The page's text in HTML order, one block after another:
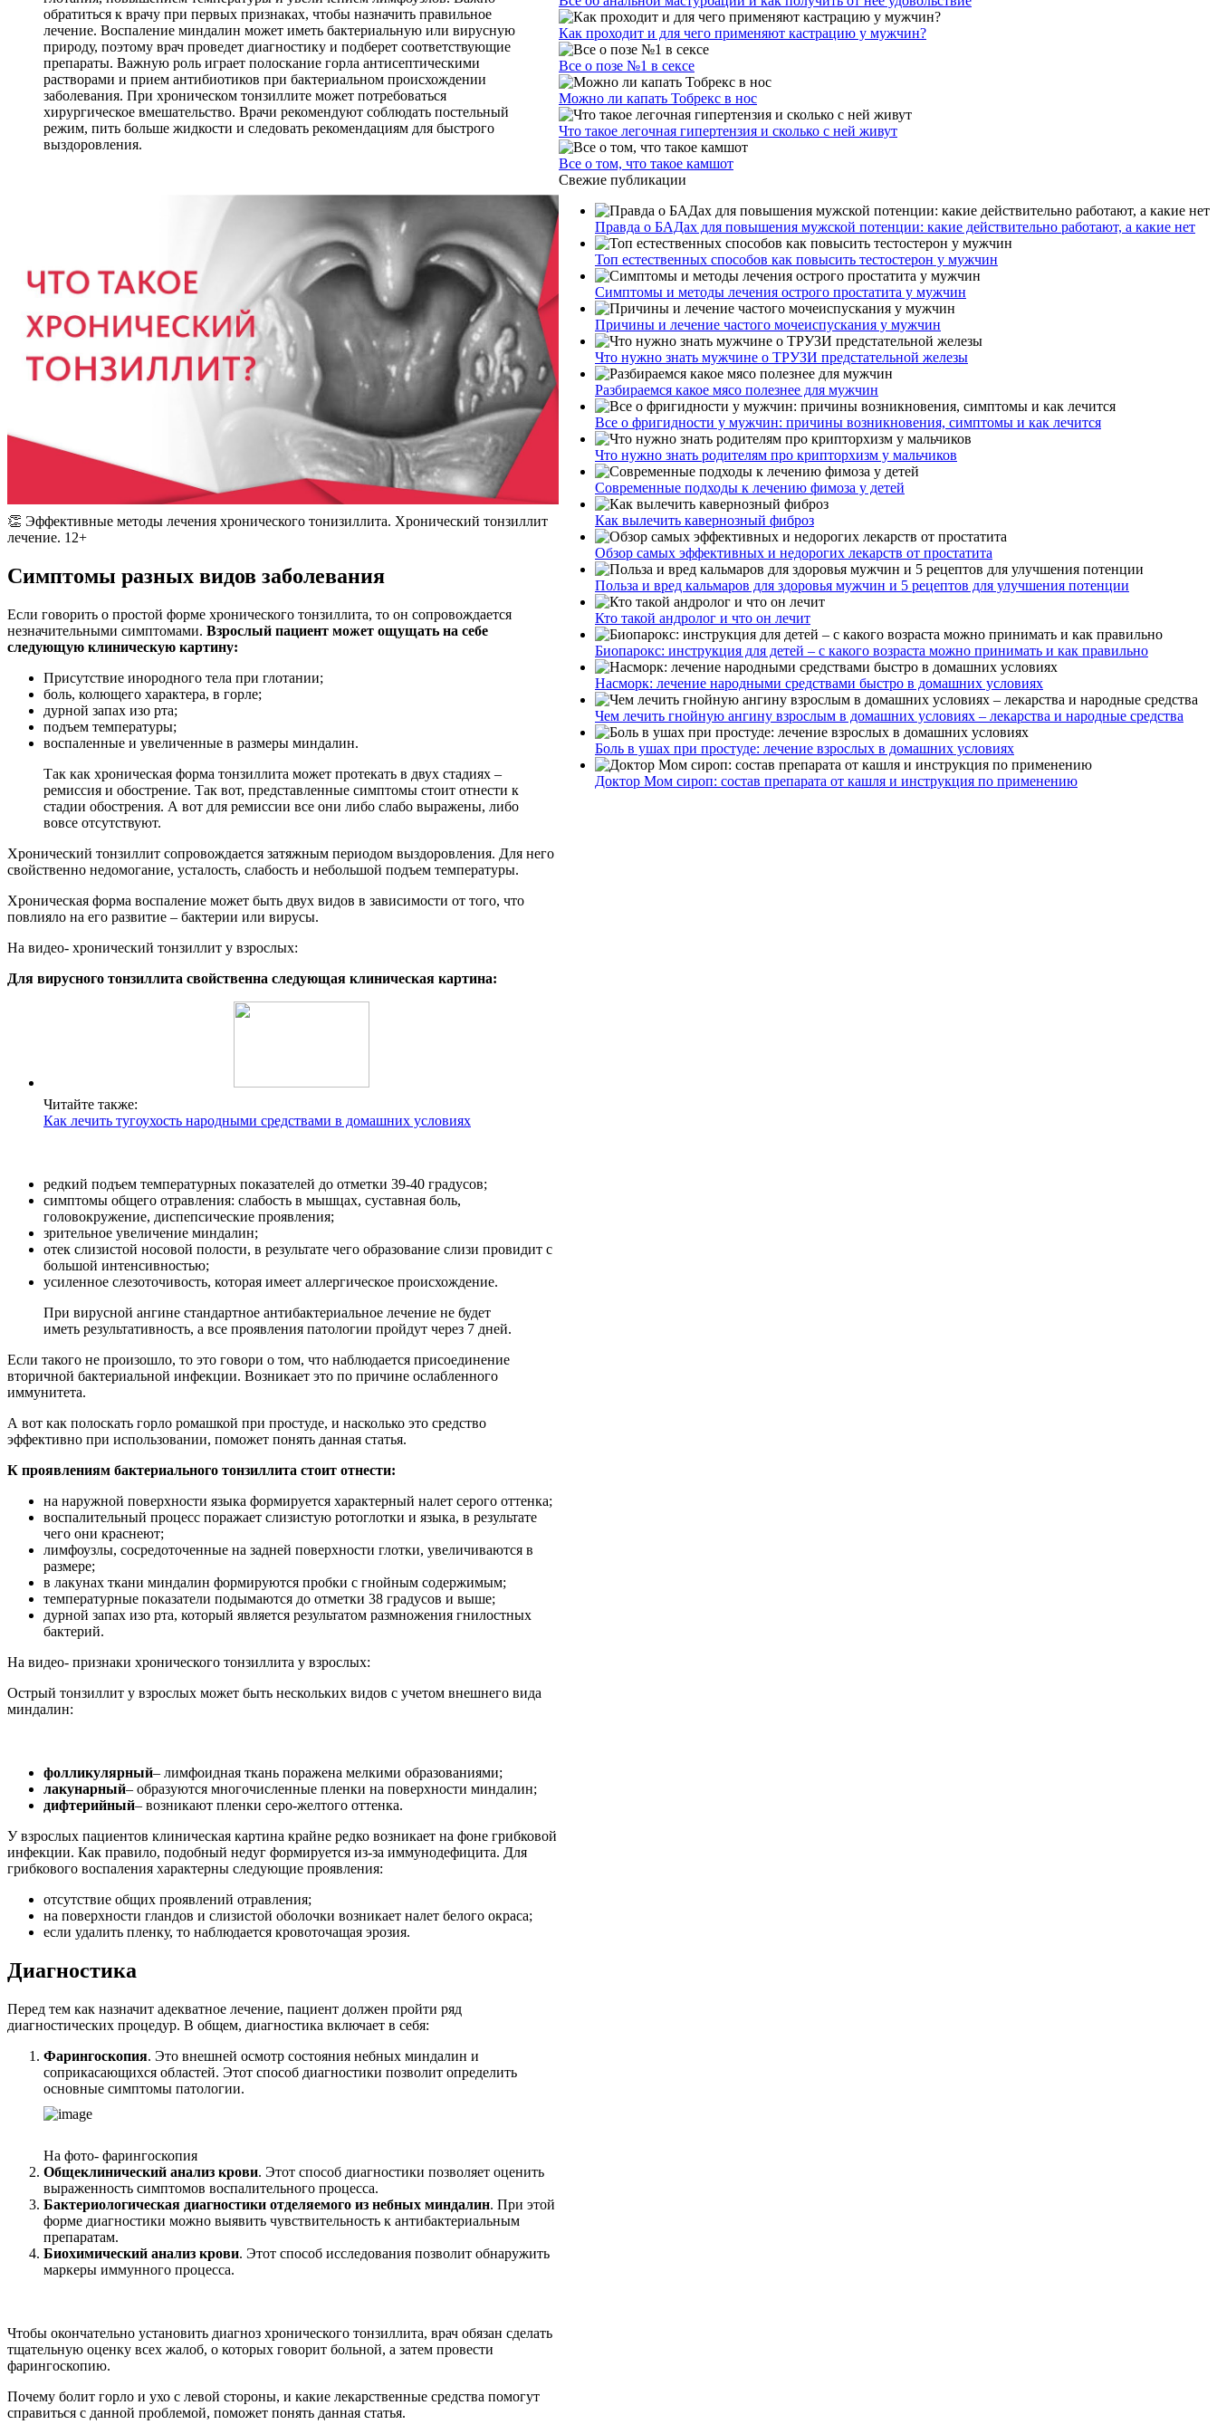
обратиться к врачу при первых признаках, чтобы назначить правильное
лечение. Воспаление миндалин может иметь бактериальную или вирусную
природу, поэтому врач проведет диагностику и подберет соответствующие
препараты. Важную роль играет полоскание горла антисептическими
растворами и прием антибиотиков при бактериальном происхождении
заболевания. При хроническом тонзиллите может потребоваться
хирургическое вмешательство. Врачи рекомендуют соблюдать постельный
режим, пить больше жидкости и следовать рекомендациям для быстрого
выздоровления.
👏 Эффективные методы лечения хронического тонизиллита. Хронический тонзиллит
лечение. 12+
Симптомы разных видов заболевания
Если говорить о простой форме хронического тонзиллита, то он сопровождается
незначительными симптомами. Взрослый пациент может ощущать на себе
следующую клиническую картину:
Присутствие инородного тела при глотании;
боль, колющего характера, в горле;
дурной запах изо рта;
подъем температуры;
воспаленные и увеличенные в размеры миндалин.
Так как хроническая форма тонзиллита может протекать в двух стадиях –
ремиссия и обострение. Так вот, представленные симптомы стоит отнести к
стадии обострения. А вот для ремиссии все они либо слабо выражены, либо
вовсе отсутствуют.
Хронический тонзиллит сопровождается затяжным периодом выздоровления. Для него
свойственно недомогание, усталость, слабость и небольшой подъем температуры.
Хроническая форма воспаление может быть двух видов в зависимости от того, что
повлияло на его развитие – бактерии или вирусы.
На видео- хронический тонзиллит у взрослых:
Для вирусного тонзиллита свойственна следующая клиническая картина:
Читайте также:
Как лечить тугоухость народными средствами в домашних условиях
редкий подъем температурных показателей до отметки 39-40 градусов;
симптомы общего отравления: слабость в мышцах, суставная боль,
головокружение, диспепсические проявления;
зрительное увеличение миндалин;
отек слизистой носовой полости, в результате чего образование слизи провидит с
большой интенсивностью;
усиленное слезоточивость, которая имеет аллергическое происхождение.
При вирусной ангине стандартное антибактериальное лечение не будет
иметь результативность, а все проявления патологии пройдут через 7 дней.
Если такого не произошло, то это говори о том, что наблюдается присоединение
вторичной бактериальной инфекции. Возникает это по причине ослабленного
иммунитета.
А вот как полоскать горло ромашкой при простуде, и насколько это средство
эффективно при использовании, поможет понять данная статья.
К проявлениям бактериального тонзиллита стоит отнести:
на наружной поверхности языка формируется характерный налет серого оттенка;
воспалительный процесс поражает слизистую ротоглотки и языка, в результате
чего они краснеют;
лимфоузлы, сосредоточенные на задней поверхности глотки, увеличиваются в
размере;
в лакунах ткани миндалин формируются пробки с гнойным содержимым;
температурные показатели подымаются до отметки 38 градусов и выше;
дурной запах изо рта, который является результатом размножения гнилостных
бактерий.
На видео- признаки хронического тонзиллита у взрослых:
Острый тонзиллит у взрослых может быть нескольких видов с учетом внешнего вида
миндалин:
фолликулярный– лимфоидная ткань поражена мелкими образованиями;
лакунарный– образуются многочисленные пленки на поверхности миндалин;
дифтерийный– возникают пленки серо-желтого оттенка.
У взрослых пациентов клиническая картина крайне редко возникает на фоне грибковой
инфекции. Как правило, подобный недуг формируется из-за иммунодефицита. Для
грибкового воспаления характерны следующие проявления:
отсутствие общих проявлений отравления;
на поверхности гландов и слизистой оболочки возникает налет белого окраса;
если удалить пленку, то наблюдается кровоточащая эрозия.
Диагностика
Перед тем как назначит адекватное лечение, пациент должен пройти ряд
диагностических процедур. В общем, диагностика включает в себя:
Фарингоскопия. Это внешней осмотр состояния небных миндалин и
соприкасающихся областей. Этот способ диагностики позволит определить
основные симптомы патологии.
На фото- фарингоскопия
Общеклинический анализ крови. Этот способ диагностики позволяет оценить
выраженность симптомов воспалительного процесса.
Бактериологическая диагностики отделяемого из небных миндалин. При этой
форме диагностики можно выявить чувствительность к антибактериальным
препаратам.
Биохимический анализ крови. Этот способ исследования позволит обнаружить
маркеры иммунного процесса.
Чтобы окончательно установить диагноз хронического тонзиллита, врач обязан сделать
тщательную оценку всех жалоб, о которых говорит больной, а затем провести
фарингоскопию.
Почему болит горло и ухо с левой стороны, и какие лекарственные средства помогут
справиться с данной проблемой, поможет понять данная статья.
Как проходит и для чего применяют кастрацию у мужчин?
Все о позе №1 в сексе
Можно ли капать Тобрекс в нос
Что такое легочная гипертензия и сколько с ней живут
Все о том, что такое камшот
Свежие публикации
Правда о БАДах для повышения мужской потенции: какие действительно работают, а какие нет
Топ естественных способов как повысить тестостерон у мужчин
Симптомы и методы лечения острого простатита у мужчин
Причины и лечение частого мочеиспускания у мужчин
Что нужно знать мужчине о ТРУЗИ предстательной железы
Разбираемся какое мясо полезнее для мужчин
Все о фригидности у мужчин: причины возникновения, симптомы и как лечится
Что нужно знать родителям про крипторхизм у мальчиков
Современные подходы к лечению фимоза у детей
Как вылечить кавернозный фиброз
Обзор самых эффективных и недорогих лекарств от простатита
Польза и вред кальмаров для здоровья мужчин и 5 рецептов для улучшения потенции
Кто такой андролог и что он лечит
Биопарокс: инструкция для детей – с какого возраста можно принимать и как правильно
Насморк: лечение народными средствами быстро в домашних условиях
Чем лечить гнойную ангину взрослым в домашних условиях – лекарства и народные средства
Боль в ушах при простуде: лечение взрослых в домашних условиях
Доктор Мом сироп: состав препарата от кашля и инструкция по применению